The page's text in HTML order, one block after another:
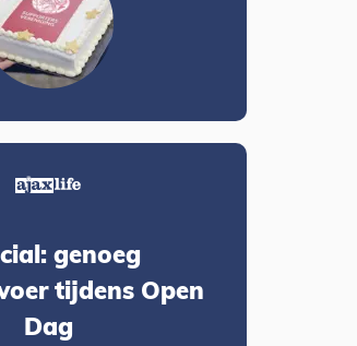
genoeg
tijdens Open
Dag